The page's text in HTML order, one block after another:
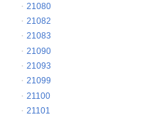
21080
21082
21083
21090
21093
21099
21100
21101